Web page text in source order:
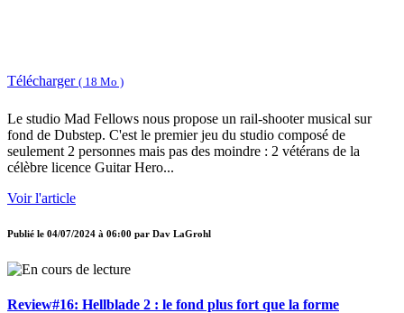
Télécharger ( 18 Mo )
Le studio Mad Fellows nous propose un rail-shooter musical sur
fond de Dubstep. C'est le premier jeu du studio composé de
seulement 2 personnes mais pas des moindre : 2 vétérans de la
célèbre licence Guitar Hero...
Voir l'article
Publié le 04/07/2024 à 06:00 par Dav LaGrohl
Review#16: Hellblade 2 : le fond plus fort que la forme